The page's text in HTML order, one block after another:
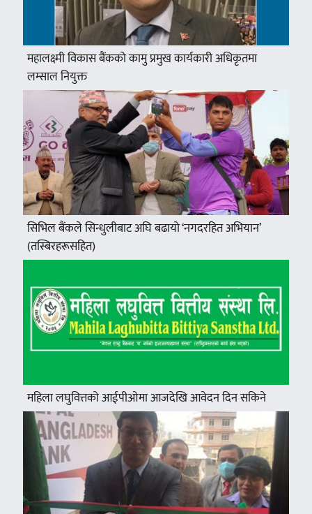
महालक्ष्मी विकास बैंकको कामु प्रमुख कार्यकारी अधिकृतमा
लम्साल नियुक्त
सिभिल बैंकले सिन्धुलीबाट अघि बढायो ‘नगदरहित अभियान’
(तस्बिरहरूसहित)
महिला लघुवित्तको आईपीओमा आजदेखि आवेदन दिन सकिने